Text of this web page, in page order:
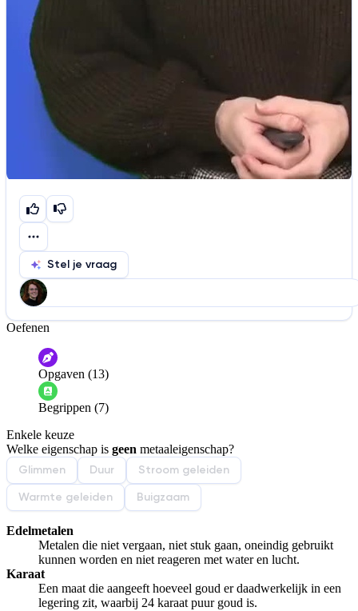
Stel je vraag
Help ons de video te verbeteren
De audio is slecht
Informatie is onjuist
De docent is te langdradig
De uitleg gaat te langzaam
Afspelen werkte niet
Iets anders
Oefenen
Opgaven (13)
Begrippen (7)
Enkele keuze
Welke eigenschap is geen metaaleigenschap?
Glimmen
Duur
Stroom geleiden
Warmte geleiden
Buigzaam
Edelmetalen
Metalen die niet vergaan, niet stuk gaan, oneindig gebruikt
kunnen worden en niet reageren met water en lucht.
Karaat
Een maat die aangeeft hoeveel goud er daadwerkelijk in een
legering zit, waarbij 24 karaat puur goud is.